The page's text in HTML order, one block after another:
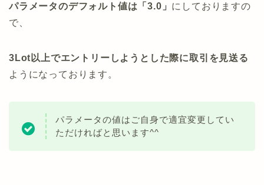
パラメータのデフォルト値は「3.0」 にしておりますの
で、
3Lot以上でエントリーしようとした際に取引を見送る
ようになっております。
パラメータの値はご自身で適宜変更してい
ただければと思います^^